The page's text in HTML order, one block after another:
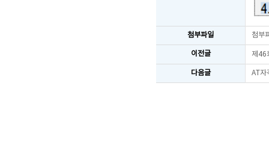
첨부파일 첨부
이전글 제46
다음글 AT자